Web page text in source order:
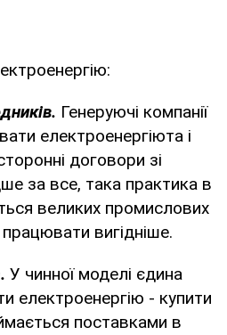
Генеруючі компанії
електроенергіюта і
договори зі
за все, така практика в
великих промислових
вигідніше.
У чинної моделі єдина
електроенергію - купити
поставками в